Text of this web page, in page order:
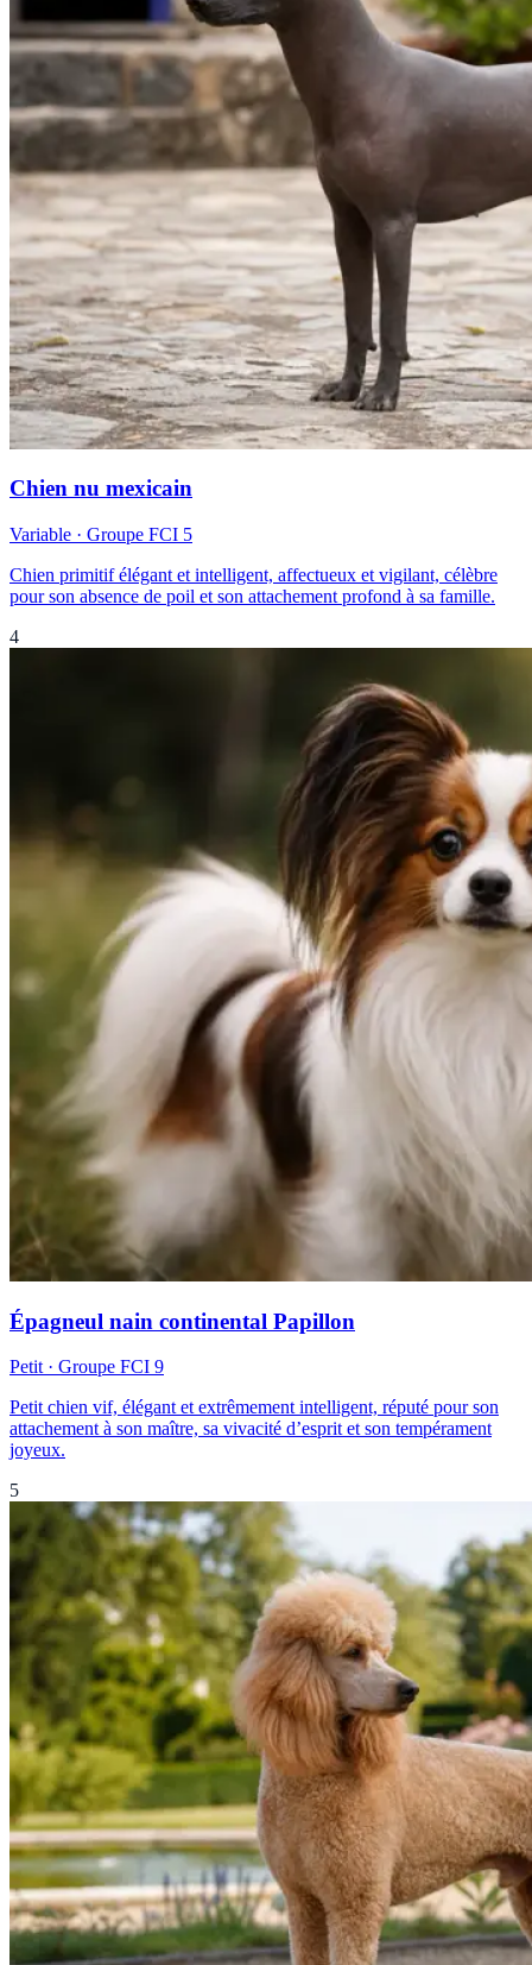
Chien nu mexicain
Variable · Groupe FCI 5
Chien primitif élégant et intelligent, affectueux et vigilant, célèbre
pour son absence de poil et son attachement profond à sa famille.
4
Épagneul nain continental Papillon
Petit· Groupe FCI 9
Petit chien vif, élégant et extrêmement intelligent, réputé pour son
attachement à son maître, sa vivacité d’esprit et son tempérament
joyeux.
5